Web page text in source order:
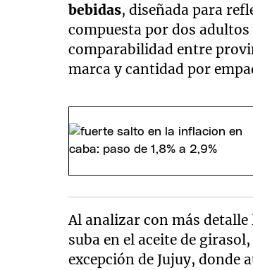
bebidas, diseñada para
compuesta por dos
comparabilidad entre
marca y cantidad por
Al analizar con más
suba en el aceite de
excepción de Jujuy, donde